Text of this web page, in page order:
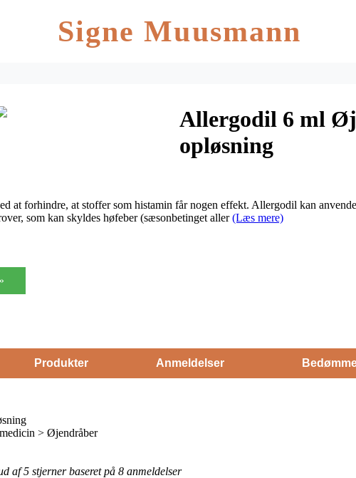
Signe Muusmann
Allergodil 6 ml
opløsning
at forhindre, at stoffer som histamin får nogen effekt. Allergodil kan
som kan skyldes høfeber (sæsonbetinget aller(Læs mere)
Produkter Anmeldelser
> Øjendråber
af 5 stjerner baseret på 8 anmeldelser